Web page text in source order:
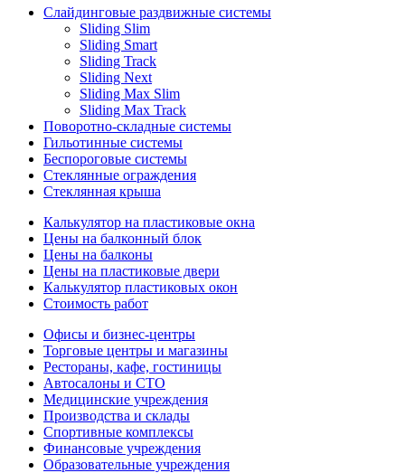
Слайдинговые раздвижные системы
Sliding Slim
Sliding Smart
Sliding Track
Sliding Next
Sliding Max Slim
Sliding Max Track
Поворотно-складные системы
Гильотинные системы
Беспороговые системы
Стеклянные ограждения
Стеклянная крыша
Калькулятор на пластиковые окна
Цены на балконный блок
Цены на балконы
Цены на пластиковые двери
Калькулятор пластиковых окон
Стоимость работ
Офисы и бизнес-центры
Торговые центры и магазины
Рестораны, кафе, гостиницы
Автосалоны и СТО
Медицинские учреждения
Производства и склады
Спортивные комплексы
Финансовые учреждения
Образовательные учреждения